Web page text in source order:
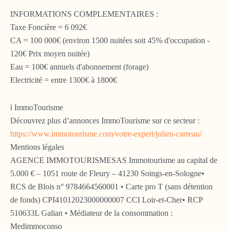
INFORMATIONS COMPLEMENTAIRES :
Taxe Foncière = 6 092€
CA = 100 000€ (environ 1500 nuitées soit 45% d'occupation -
120€ Prix moyen nuitée)
Eau = 100€ annuels d'abonnement (forage)
Electricité = entre 1300€ à 1800€
ℹ️ ImmoTourisme
Découvrez plus d’annonces ImmoTourisme sur ce secteur :
https://www.immotourisme.com/votre-expert/julien-carreau/
Mentions légales
AGENCE IMMOTOURISMESAS Immotourisme au capital de
5.000 € – 1051 route de Fleury – 41230 Soings-en-Sologne•
RCS de Blois n° 9784664560001 • Carte pro T (sans détention
de fonds) CPI41012023000000007 CCI Loir-et-Cher• RCP
510633L Galian • Médiateur de la consommation :
Medimmoconso